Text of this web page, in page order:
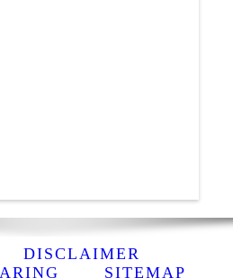
DISCLAIMER
SITEMAP